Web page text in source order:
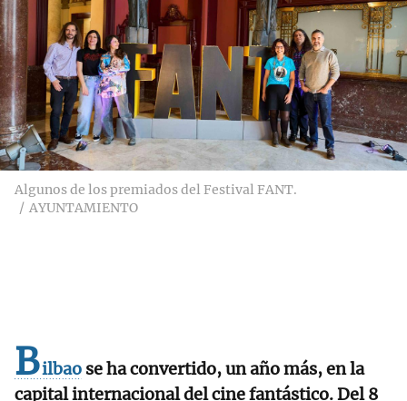
Algunos de los premiados del Festival FANT.
AYUNTAMIENTO
Bilbao se ha convertido, un año más, en la
capital internacional del cine fantástico. Del 8